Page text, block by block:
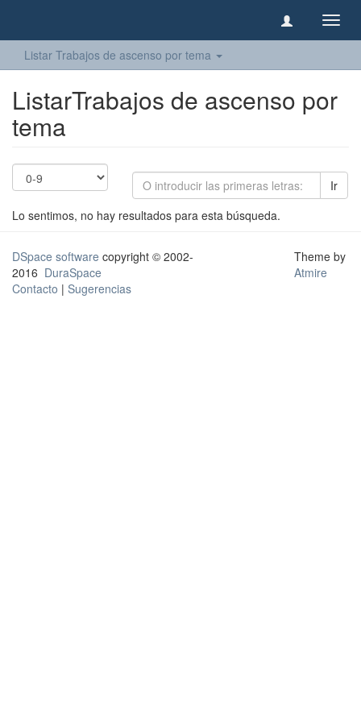
Listar Trabajos de ascenso por tema
ListarTrabajos de ascenso por
tema
Ir
Lo sentimos, no hay resultados para esta búsqueda.
DSpace software copyright © 2002-
2016 DuraSpace
Contacto | Sugerencias
Theme by
Atmire